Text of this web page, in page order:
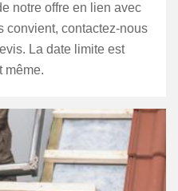
notre offre en lien avec
convient, contactez-nous
La date limite est
même.